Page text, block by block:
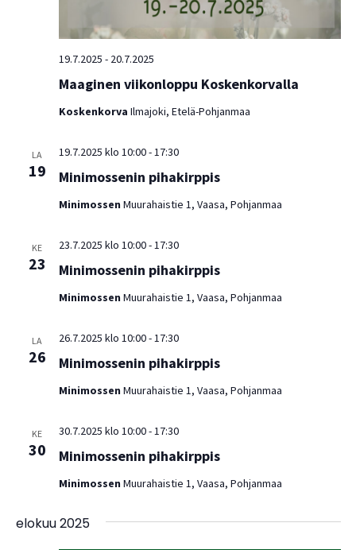
Maaginen viikonloppu Koskenkorvalla
19.7.2025 - 20.7.2025
Koskenkorva Ilmajoki, Etelä-Pohjanmaa
LA
19 Minimossenin pihakirppis
19.7.2025 klo 10:00-17:30
Minimossen Muurahaistie 1, Vaasa, Pohjanmaa
KE
23 Minimossenin pihakirppis
23.7.2025 klo 10:00-17:30
Minimossen Muurahaistie 1, Vaasa, Pohjanmaa
LA
26 Minimossenin pihakirppis
26.7.2025 klo 10:00-17:30
Minimossen Muurahaistie 1, Vaasa, Pohjanmaa
KE
30 Minimossenin pihakirppis
30.7.2025 klo 10:00-17:30
Minimossen Muurahaistie 1, Vaasa, Pohjanmaa
elokuu 2025